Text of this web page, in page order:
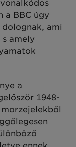
a BBC úgy
dolognak, ami
s amely
a
1948-